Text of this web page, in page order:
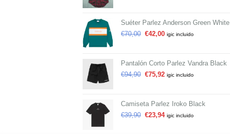
Suéter Parlez Anderson Green White
€70,00 €42,00 igic incluido
Pantalón Corto Parlez Vandra Black
€94,90 €75,92 igic incluido
Camiseta Parlez Iroko Black
€39,90 €23,94 igic incluido